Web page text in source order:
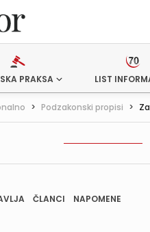
PRAKSA LIST
> Podzakonski propisi >
ČLANCI NAPOMENE